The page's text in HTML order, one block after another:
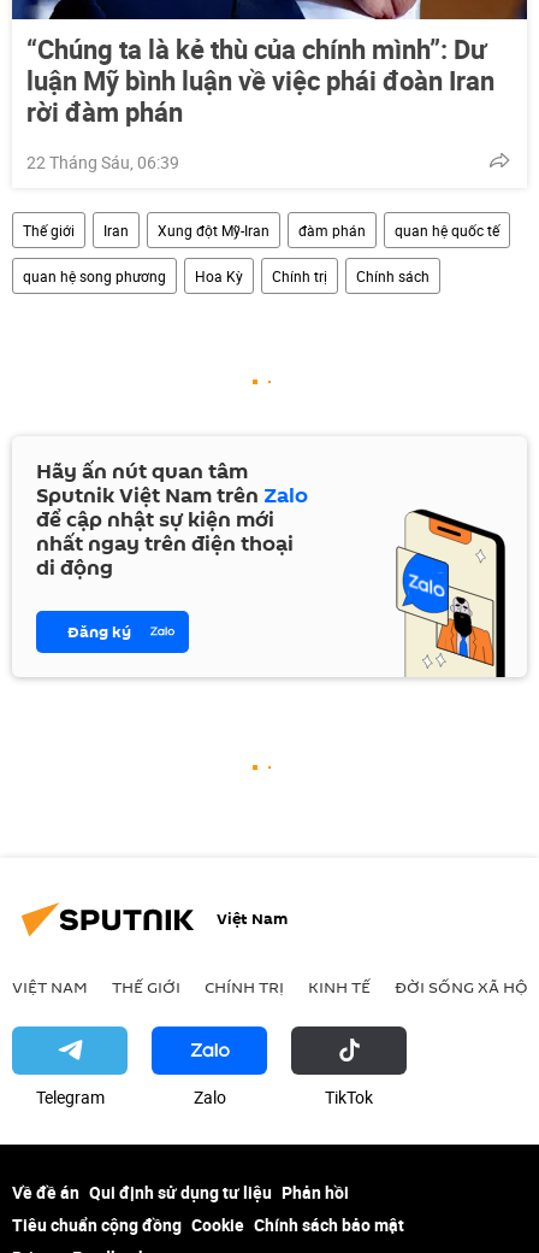
“Chúng ta là kẻ thù của chính mình”: Dư
luận Mỹ bình luận về việc phái đoàn Iran
rời đàm phán
22 Tháng Sáu, 06:39
Thế giới Iran Xung đột Mỹ-Iran đàm phán quan hệ quốc tế
quan hệ song phương Hoa Kỳ Chính trị Chính sách
Hãy ấn nút quan tâm
Sputnik Việt Nam trên Zalo
để cập nhật sự kiện mới
nhất ngay trên điện thoại
di động
Đăng ký
Việt Nam
VIỆT NAM THẾ GIỚI CHÍNH TRỊ KINH TẾ ĐỜI SỐNG XÃ HỘI
Telegram Zalo ТikТоk
Về đề án Qui định sử dụng tư liệu Phản hồi
Tiêu chuẩn cộng đồng Cookie Chính sách bảo mật